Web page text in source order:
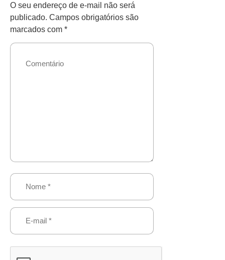
O seu endereço de e-mail não será
publicado. Campos obrigatórios são
marcados com *